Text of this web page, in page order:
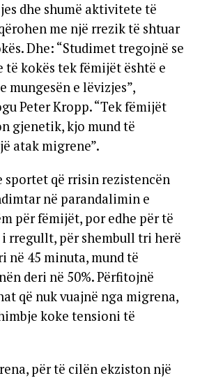
dhe shumë aktivitete të
me një rrezik të shtuar
Dhe: “Studimet tregojnë se
kokës tek fëmijët është e
mungesën e lëvizjes”,
Peter Kropp. “Tek fëmijët
gjenetik, kjo mund të
atak migrene”.
sportet që rrisin rezistencën
në parandalimin e
për fëmijët, por edhe për të
rregullt, për shembull tri herë
në 45 minuta, mund të
deri në 50%. Përfitojnë
që nuk vuajnë nga migrena,
koke tensioni të
për të cilën ekziston një